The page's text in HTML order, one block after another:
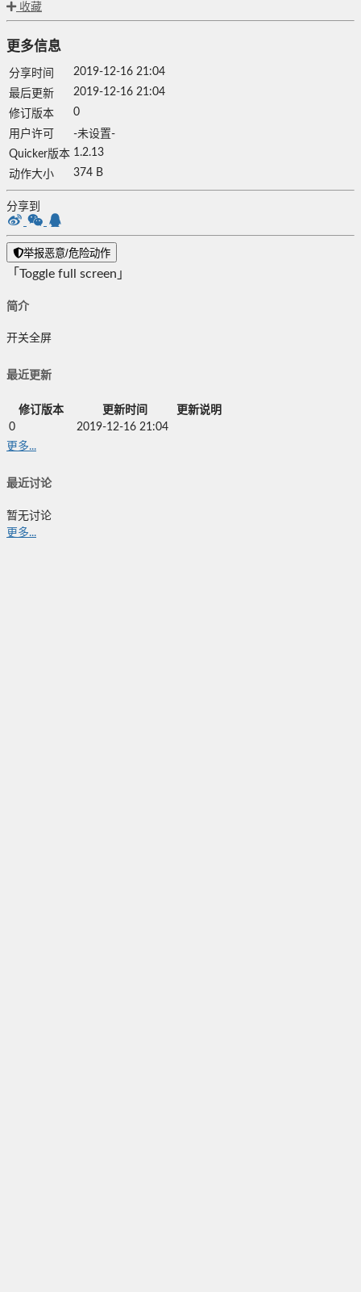
收藏
更多信息
分享时间
2019-12-16 21:04
最后更新
2019-12-16 21:04
修订版本
0
用户许可
-未设置-
Quicker版本 1.2.13
动作大小
374 B
分享到
举报恶意/危险动作
「Toggle full screen」
简介
开关全屏
最近更新
修订版本 更新时间
更新说明
0
2019-12-16 21:04
更多...
最近讨论
暂无讨论
更多...